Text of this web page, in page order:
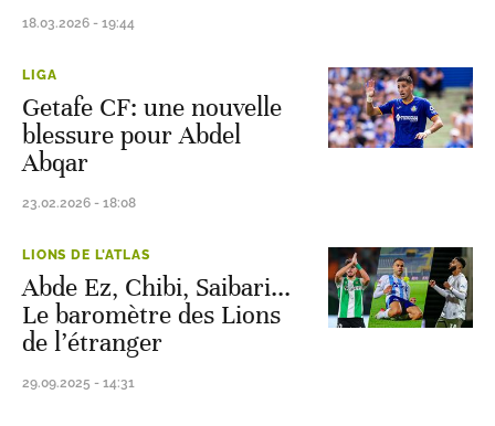
18.03.2026 - 19:44
LIGA
Getafe CF: une nouvelle
blessure pour Abdel
Abqar
23.02.2026 - 18:08
LIONS DE L'ATLAS
Abde Ez, Chibi, Saibari...
Le baromètre des Lions
de l’étranger
29.09.2025 - 14:31